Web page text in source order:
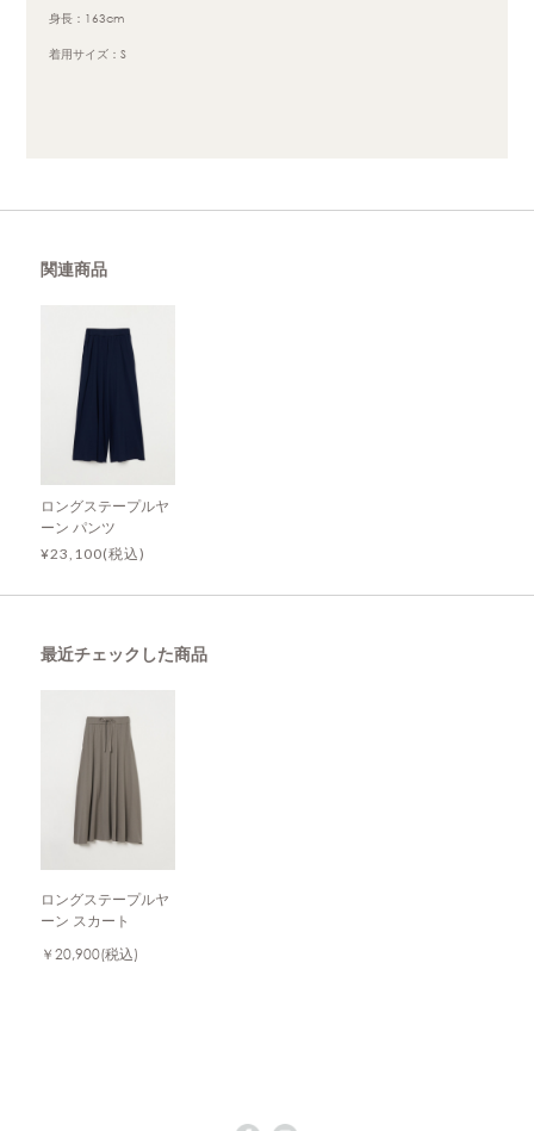
身長：163cm
着用サイズ：S
関連商品
ロングステープルヤ
ーン パンツ
¥23,100(税込)
最近チェックした商品
ロングステープルヤ
ーン スカート
￥20,900(税込)